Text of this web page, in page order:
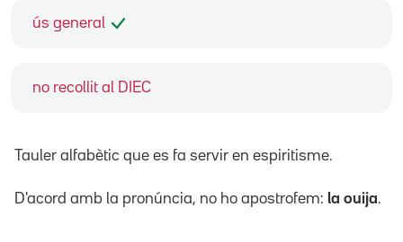
ús general
no recollit al DIEC
Tauler alfabètic que es fa servir en espiritisme.
D'acord amb la pronúncia, no ho apostrofem: la ouija.